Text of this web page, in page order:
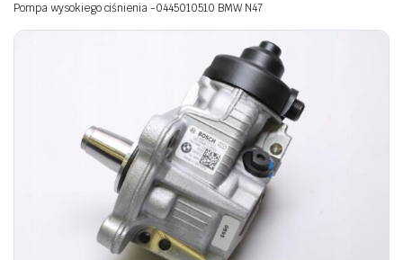
Pompa wysokiego ciśnienia -0445010510 BMW N47